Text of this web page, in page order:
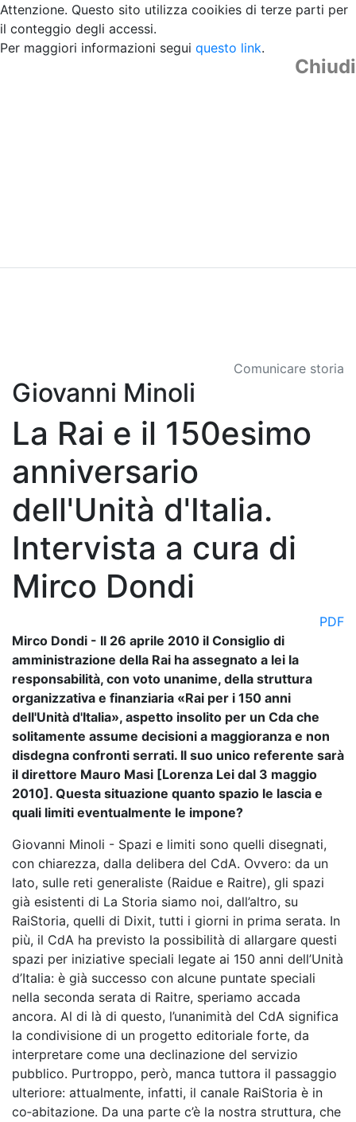
Attenzione. Questo sito utilizza cooikies di terze parti per
il conteggio degli accessi.
Per maggiori informazioni segui questo link.
Chiudi
Comunicare storia
Giovanni Minoli
La Rai e il 150esimo
anniversario
dell'Unità d'Italia.
Intervista a cura di
Mirco Dondi
PDF
Mirco Dondi - Il 26 aprile 2010 il Consiglio di
amministrazione della Rai ha assegnato a lei la
responsabilità, con voto unanime, della struttura
organizzativa e finanziaria «Rai per i 150 anni
dell'Unità d'Italia», aspetto insolito per un Cda che
solitamente assume decisioni a maggioranza e non
disdegna confronti serrati. Il suo unico referente sarà
il direttore Mauro Masi [Lorenza Lei dal 3 maggio
2010]. Questa situazione quanto spazio le lascia e
quali limiti eventualmente le impone?
Giovanni Minoli - Spazi e limiti sono quelli disegnati,
con chiarezza, dalla delibera del CdA. Ovvero: da un
lato, sulle reti generaliste (Raidue e Raitre), gli spazi
già esistenti di La Storia siamo noi, dall’altro, su
RaiStoria, quelli di Dixit, tutti i giorni in prima serata. In
più, il CdA ha previsto la possibilità di allargare questi
spazi per iniziative speciali legate ai 150 anni dell’Unità
d’Italia: è già successo con alcune puntate speciali
nella seconda serata di Raitre, speriamo accada
ancora. Al di là di questo, l’unanimità del CdA significa
la condivisione di un progetto editoriale forte, da
interpretare come una declinazione del servizio
pubblico. Purtroppo, però, manca tuttora il passaggio
ulteriore: attualmente, infatti, il canale RaiStoria è in
co‑abitazione. Da una parte c’è la nostra struttura, che